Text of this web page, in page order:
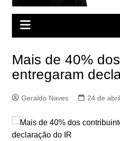
Mais de 40%
entregaram
Geraldo Naves 24 de